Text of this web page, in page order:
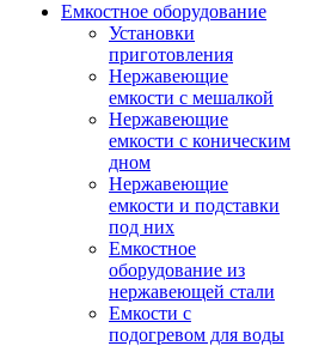
Емкостное оборудование
Установки
приготовления
Нержавеющие
емкости с мешалкой
Нержавеющие
емкости с коническим
дном
Нержавеющие
емкости и подставки
под них
Емкостное
оборудование из
нержавеющей стали
Емкости с
подогревом для воды